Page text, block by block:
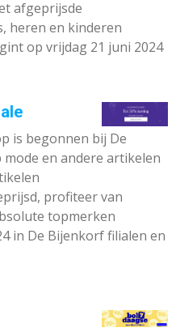
afgeprijsde
heren en kinderen
op vrijdag 21 juni 2024
is begonnen bij De
en andere artikelen
profiteer van
topmerken
in De Bijenkorf filialen en